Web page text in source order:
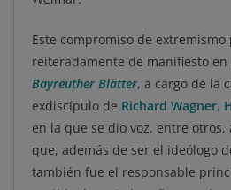
Este compromiso de
reiteradamente de manifiesto
Bayreuther Blätter, a cargo de la
exdiscípulo de Richard Wagner,
en la que se dio voz, entre otros,
que, además de ser el ideólogo
también fue el responsable